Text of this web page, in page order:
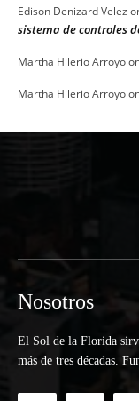
Edison Denizard Velez
sistema de controles
Martha Hilerio Arroyo
Martha Hilerio Arroyo
Nosotros
El Sol de la Florida
más de tres décadas.